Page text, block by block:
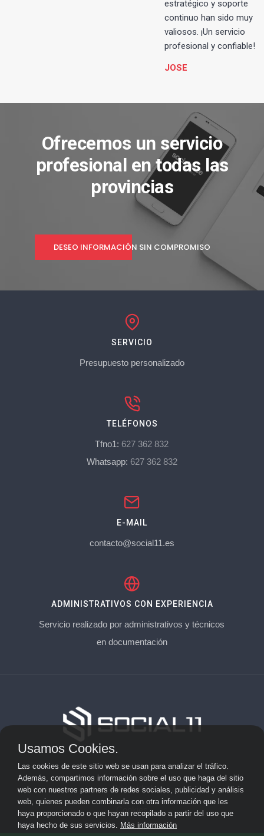
estratégico y soporte
continuo han sido muy
valiosos. ¡Un servicio
profesional y confiable!
JOSE
Ofrecemos un servicio
profesional en todas las
provincias
DESEO INFORMACIÓN SIN COMPROMISO
SERVICIO
Presupuesto personalizado
TELÉFONOS
Tfno1: 627 362 832
Whatsapp: 627 362 832
E-MAIL
contacto@social11.es
ADMINISTRATIVOS CON EXPERIENCIA
Servicio realizado por administrativos y técnicos
en documentación
Aviso Legal
Privacidad
Cookies
Usamos Cookies.
Las cookies de este sitio web se usan para analizar el tráfico.
Además, compartimos información sobre el uso que haga del sitio
web con nuestros partners de redes sociales, publicidad y análisis
web, quienes pueden combinarla con otra información que les
haya proporcionado o que hayan recopilado a partir del uso que
haya hecho de sus servicios. Más información